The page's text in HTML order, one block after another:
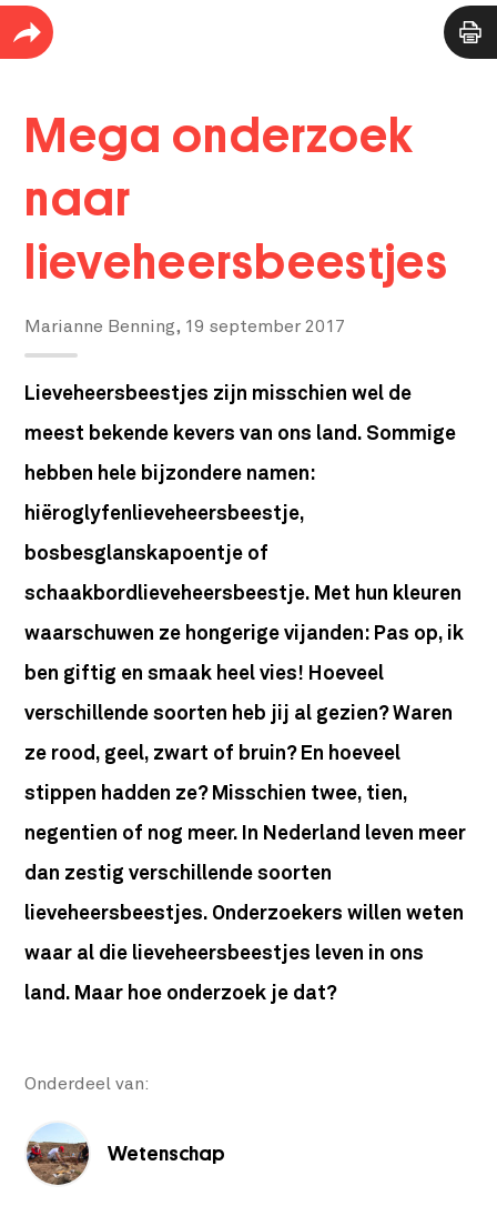
Mega onderzoek
naar
lieveheersbeestjes
Marianne Benning, 19 september 2017
Lieveheersbeestjes zijn misschien wel de
meest bekende kevers van ons land. Sommige
hebben hele bijzondere namen:
hiëroglyfenlieveheersbeestje,
bosbesglanskapoentje of
schaakbordlieveheersbeestje. Met hun kleuren
waarschuwen ze hongerige vijanden: Pas op, ik
ben giftig en smaak heel vies! Hoeveel
verschillende soorten heb jij al gezien? Waren
ze rood, geel, zwart of bruin? En hoeveel
stippen hadden ze? Misschien twee, tien,
negentien of nog meer. In Nederland leven meer
dan zestig verschillende soorten
lieveheersbeestjes. Onderzoekers willen weten
waar al die lieveheersbeestjes leven in ons
land. Maar hoe onderzoek je dat?
Onderdeel van:
Wetenschap